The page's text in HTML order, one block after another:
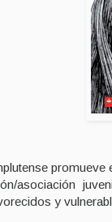
asociación
y